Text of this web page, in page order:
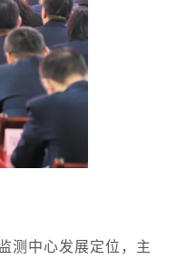
测中心发展定位，主